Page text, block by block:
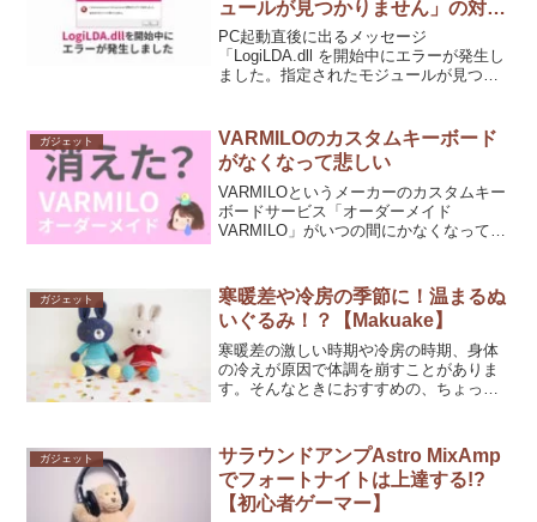
ュールが見つかりません」の対処
方法
PC起動直後に出るメッセージ
「LogiLDA.dll を開始中にエラーが発生し
ました。指定されたモジュールが見つか
エラーメッセージを表示させないように
する方法をご紹介しています。
ガジェット
VARMILOのカスタムキーボード
がなくなって悲しい
VARMILOというメーカーのカスタムキー
ボードサービス「オーダーメイド
VARMILO」がいつの間にかなくなってい
ガジェット
寒暖差や冷房の季節に！温まるぬ
いぐるみ！？【Makuake】
寒暖差の激しい時期や冷房の時期、身体
の冷えが原因で体調を崩すことがありま
す。そんなときにおすすめの、ちょっと
しています。
ガジェット
サラウンドアンプAstro MixAmp
でフォートナイトは上達する!?
【初心者ゲーマー】